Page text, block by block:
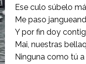
Ese culo súbelo
Me paso
Y por fin doy
Mai, nuestras
Ninguna como tú